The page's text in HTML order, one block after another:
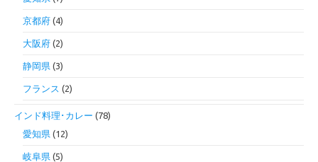
京都府 (4)
大阪府 (2)
静岡県 (3)
フランス (2)
インド料理･カレー (78)
愛知県 (12)
岐阜県 (5)